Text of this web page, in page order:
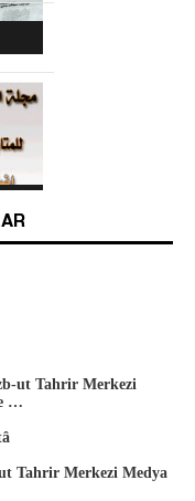
ut Tahrir Merkezi
…
Tahrir Merkezi Medya